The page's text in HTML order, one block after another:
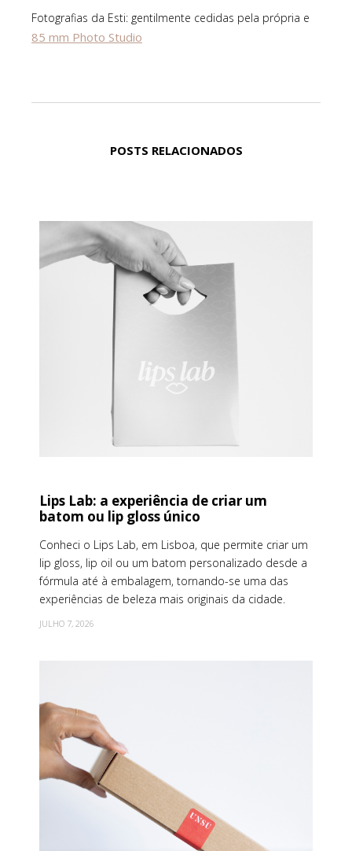
Fotografias da Esti: gentilmente cedidas pela própria e
85 mm Photo Studio
POSTS RELACIONADOS
Lips Lab: a experiência de criar um
batom ou lip gloss único
Conheci o Lips Lab, em Lisboa, que permite criar um
lip gloss, lip oil ou um batom personalizado desde a
fórmula até à embalagem, tornando-se uma das
experiências de beleza mais originais da cidade.
JULHO 7, 2026